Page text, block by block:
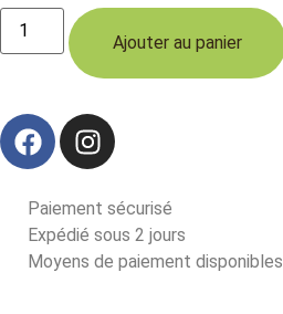
Ajouter au panier
Paiement sécurisé
Expédié sous 2 jours
Moyens de paiement disponibles